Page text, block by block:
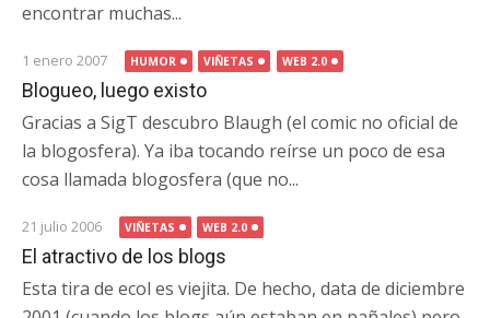
encontrar muchas...
1 enero 2007 HUMOR VIÑETAS WEB 2.0
Blogueo, luego existo
Gracias a SigT descubro Blaugh (el comic no oficial de
la blogosfera). Ya iba tocando reírse un poco de esa
cosa llamada blogosfera (que no...
21 julio 2006 VIÑETAS WEB 2.0
El atractivo de los blogs
Esta tira de ecol es viejita. De hecho, data de diciembre